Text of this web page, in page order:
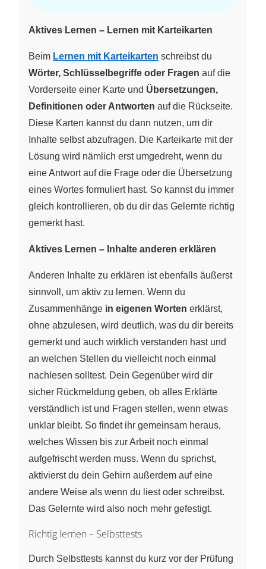
Aktives Lernen – Lernen mit Karteikarten
Beim Lernen mit Karteikarten schreibst du
Wörter, Schlüsselbegriffe oder Fragen auf die
Vorderseite einer Karte und Übersetzungen,
Definitionen oder Antworten auf die Rückseite.
Diese Karten kannst du dann nutzen, um dir
Inhalte selbst abzufragen. Die Karteikarte mit der
Lösung wird nämlich erst umgedreht, wenn du
eine Antwort auf die Frage oder die Übersetzung
eines Wortes formuliert hast. So kannst du immer
gleich kontrollieren, ob du dir das Gelernte richtig
gemerkt hast.
Aktives Lernen – Inhalte anderen erklären
Anderen Inhalte zu erklären ist ebenfalls äußerst
sinnvoll, um aktiv zu lernen. Wenn du
Zusammenhänge in eigenen Worten erklärst,
ohne abzulesen, wird deutlich, was du dir bereits
gemerkt und auch wirklich verstanden hast und
an welchen Stellen du vielleicht noch einmal
nachlesen solltest. Dein Gegenüber wird dir
sicher Rückmeldung geben, ob alles Erklärte
verständlich ist und Fragen stellen, wenn etwas
unklar bleibt. So findet ihr gemeinsam heraus,
welches Wissen bis zur Arbeit noch einmal
aufgefrischt werden muss. Wenn du sprichst,
aktivierst du dein Gehirn außerdem auf eine
andere Weise als wenn du liest oder schreibst.
Das Gelernte wird also noch mehr gefestigt.
Richtig lernen – Selbsttests
Durch Selbsttests kannst du kurz vor der Prüfung